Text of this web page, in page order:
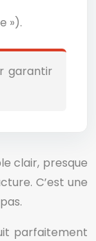
»).
garantir
clair, presque
C’est une
parfaitement